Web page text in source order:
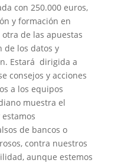
con 250.000 euros,
y formación en
de las apuestas
de los datos y
Estará dirigida a
consejos y acciones
a los equipos
muestra el
de bancos o
contra nuestros
aunque estemos